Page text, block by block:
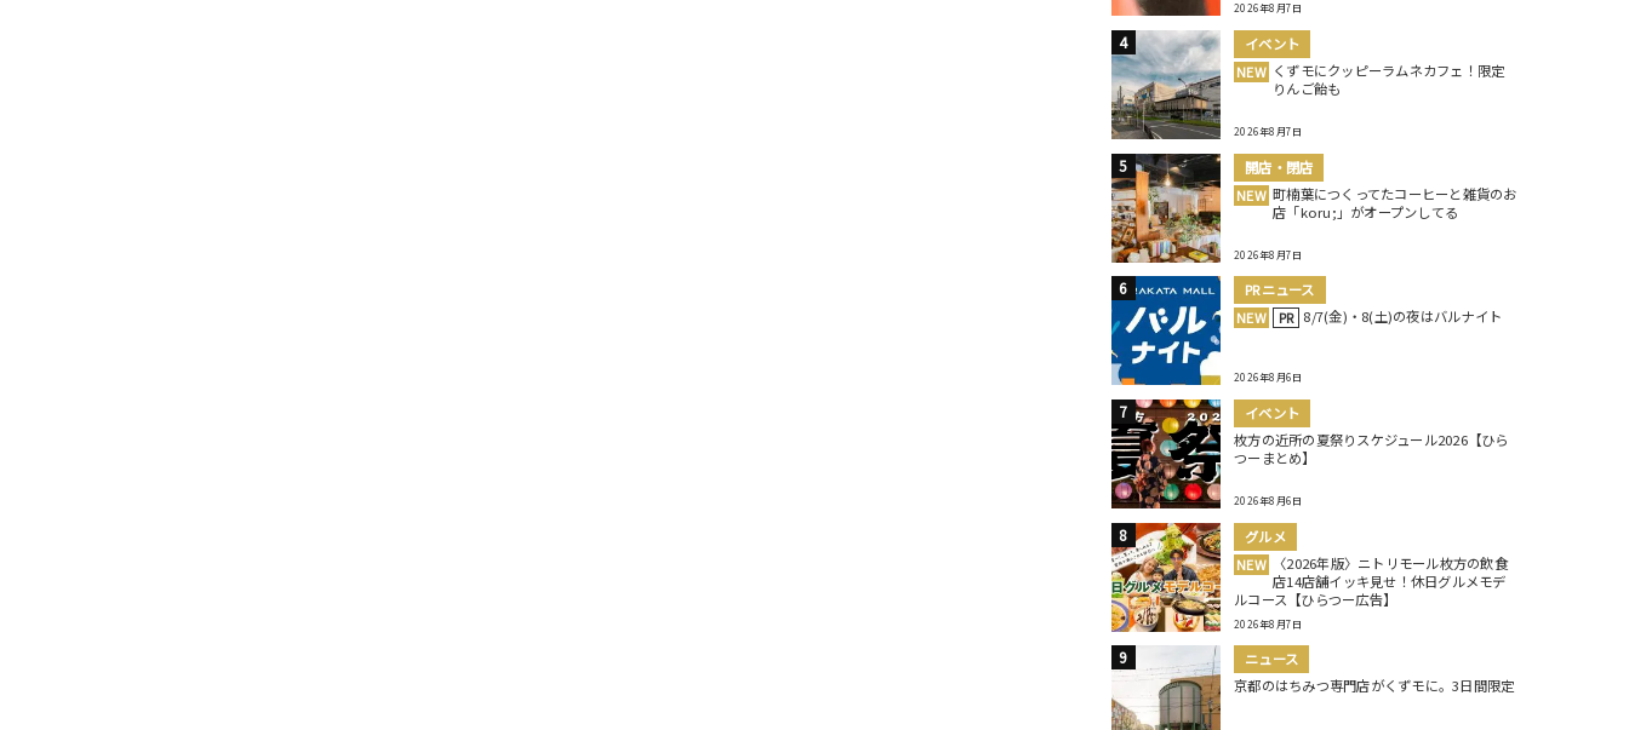
2026年8月7日
イベント
NEW くずモにクッピーラムネカフェ！限定
りんご飴も
2026年8月7日
開店・閉店
NEW 町楠葉につくってたコーヒーと雑貨のお
店「koru;」がオープンしてる
2026年8月7日
PRニュース
NEW
PR 8/7(金)・8(土)の夜はバルナイト
2026年8月6日
イベント
枚方の近所の夏祭りスケジュール2026【ひら
つーまとめ】
2026年8月6日
グルメ
NEW
〈2026年版〉ニトリモール枚方の飲食
店14店舗イッキ見せ！休日グルメモデ
ルコース【ひらつー広告】
2026年8月7日
ニュース
京都のはちみつ専門店がくずモに。3日間限定